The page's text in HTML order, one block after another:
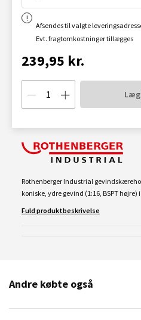
Afsendes til valgte
Evt. fragtomkostninger tillægges
239,95 kr.
Læg
Rothenberger Industrial
koniske, ydre gevind (1:16, BSPT
Fuld produktbeskrivelse
Andre købte også